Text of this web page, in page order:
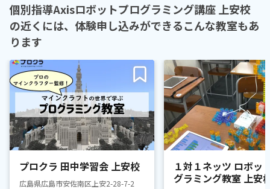
個別指導Axisロボットプログラミング講座 上安校
の近くには、体験申し込みができるこんな教室もあ
ります
プロクラ 田中学習会 上安校
広島県広島市安佐南区上安2-28-7-2
１対１ネッツ ロボッ
グラミング教室 上安